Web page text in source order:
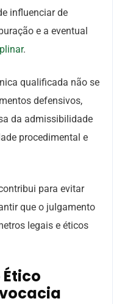
influenciar de
e a eventual
.
qualificada não se
defensivos,
da admissibilidade
procedimental e
para evitar
que o julgamento
legais e éticos